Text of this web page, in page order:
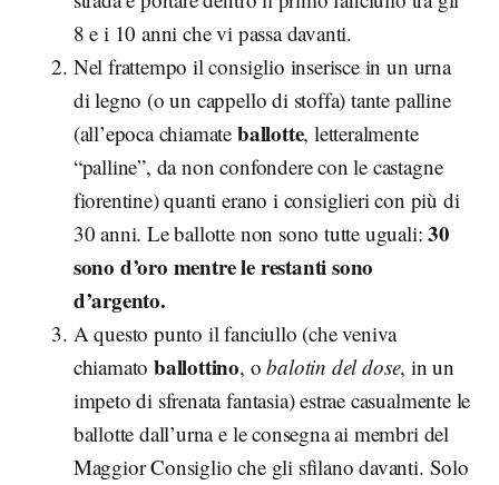
8 e i 10 anni che vi passa davanti.
Nel frattempo il consiglio inserisce in un urna
di legno (o un cappello di stoffa) tante palline
(all’epoca chiamate ballotte, letteralmente
“palline”, da non confondere con le castagne
fiorentine) quanti erano i consiglieri con più di
30 anni. Le ballotte non sono tutte uguali:30
sono d’oro mentre le restanti sono
d’argento.
A questo punto il fanciullo (che veniva
chiamato ballottino, obalotin del dose, in un
impeto di sfrenata fantasia) estrae casualmente le
ballotte dall’urna e le consegna ai membri del
Maggior Consiglio che gli sfilano davanti. Solo